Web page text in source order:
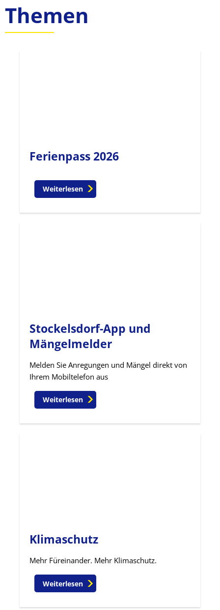
Themen
Ferienpass 2026
Weiterlesen
Stockelsdorf-App und
Mängelmelder
Melden Sie Anregungen und Mängel direkt von
Ihrem Mobiltelefon aus
Weiterlesen
Klimaschutz
Mehr Füreinander. Mehr Klimaschutz.
Weiterlesen